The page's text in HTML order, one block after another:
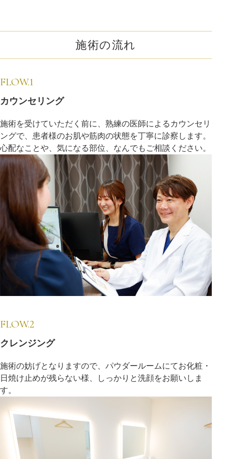
施術の流れ
FLOW.1
カウンセリング
施術を受けていただく前に、熟練の医師によるカウンセリ
ングで、患者様のお肌や筋肉の状態を丁寧に診察します。
心配なことや、気になる部位、なんでもご相談ください。
FLOW.2
クレンジング
施術の妨げとなりますので、パウダールームにてお化粧・
日焼け止めが残らない様、しっかりと洗顔をお願いしま
す。